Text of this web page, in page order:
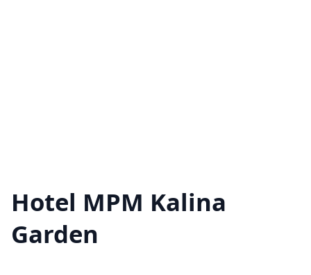
Hotel MPM Kalina
Garden